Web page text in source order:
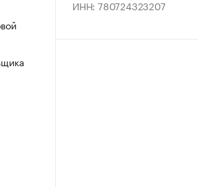
ИНН: 780724323207